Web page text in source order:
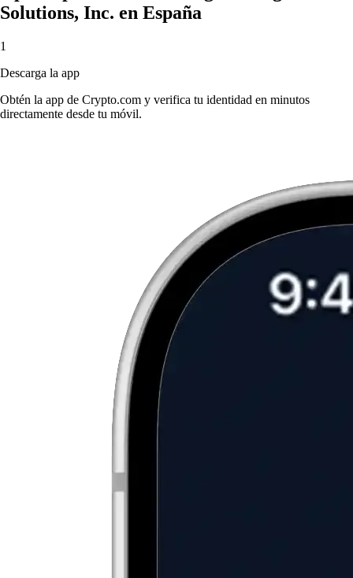
Solutions, Inc. en España
1
Descarga la app
Obtén la app de Crypto.com y verifica tu identidad en minutos
directamente desde tu móvil.